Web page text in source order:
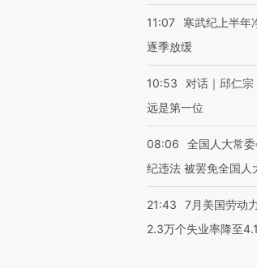
11:07
寒武纪上半年
逐季放缓
10:53
对话｜邱仁
远是第一位
08:06
全国人大常
纪违法 被罢免全国人
21:43
7月美国劳动
2.3万个失业率降至